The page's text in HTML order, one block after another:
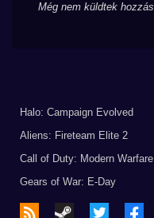
Még nem küldtek
Halo: Campaign Evolved
Aliens: Fireteam Elite 2
Call of Duty: Modern
Gears of War: E-Day